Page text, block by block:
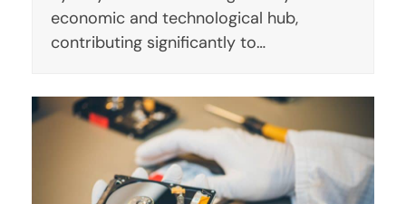
economic and technological hub,
contributing significantly to…